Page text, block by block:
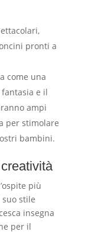
pronti a
come una
fantasia e il
ampi
per stimolare
bambini.
più
suo stile
insegna
per il